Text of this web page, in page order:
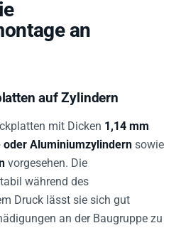
an
auf Zylindern
mit Dicken 1,14 mm
oder Aluminiumzylindern sowie
vorgesehen. Die
während des
Druck lässt sie sich gut
an der Baugruppe zu